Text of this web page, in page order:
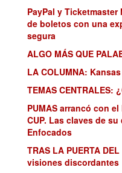
PayPal y
de boletos con una
segura
ALGO MÁS QUE
LA COLUMNA:
TEMAS CENTRALES:
PUMAS arrancó con el
CUP. Las claves de
Enfocados
TRAS LA PUERTA
visiones discordantes